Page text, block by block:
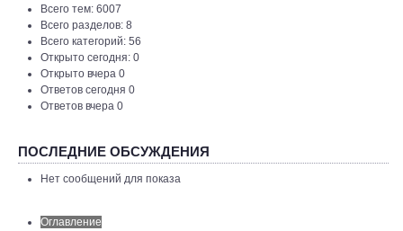
Всего тем: 6007
Всего разделов: 8
Всего категорий: 56
Открыто сегодня: 0
Открыто вчера 0
Ответов сегодня 0
Ответов вчера 0
ПОСЛЕДНИЕ ОБСУЖДЕНИЯ
Нет сообщений для показа
Оглавление